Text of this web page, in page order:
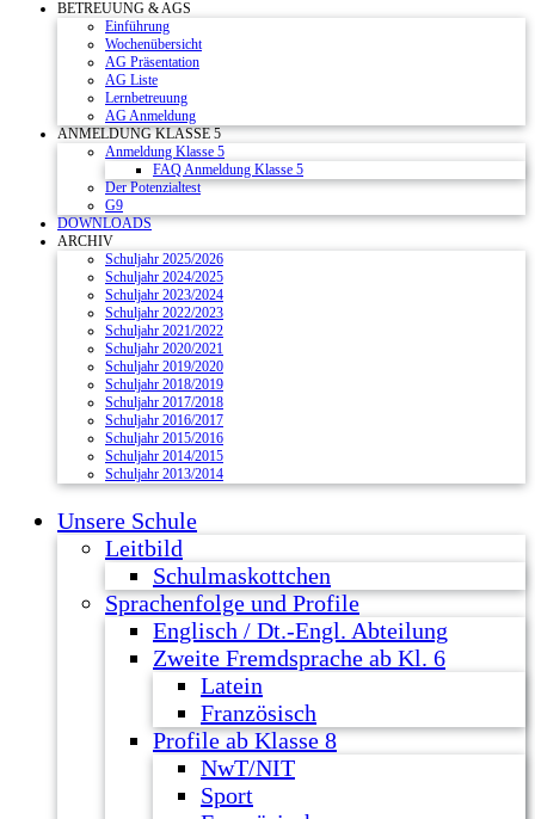
BETREUUNG & AGS
Einführung
Wochenübersicht
AG Präsentation
AG Liste
Lernbetreuung
AG Anmeldung
ANMELDUNG KLASSE 5
Anmeldung Klasse 5
FAQ Anmeldung Klasse 5
Der Potenzialtest
G9
DOWNLOADS
ARCHIV
Schuljahr 2025/2026
Schuljahr 2024/2025
Schuljahr 2023/2024
Schuljahr 2022/2023
Schuljahr 2021/2022
Schuljahr 2020/2021
Schuljahr 2019/2020
Schuljahr 2018/2019
Schuljahr 2017/2018
Schuljahr 2016/2017
Schuljahr 2015/2016
Schuljahr 2014/2015
Schuljahr 2013/2014
Unsere Schule
Leitbild
Schulmaskottchen
Sprachenfolge und Profile
Englisch / Dt.-Engl. Abteilung
Zweite Fremdsprache ab Kl. 6
Latein
Französisch
Profile ab Klasse 8
NwT/NIT
Sport